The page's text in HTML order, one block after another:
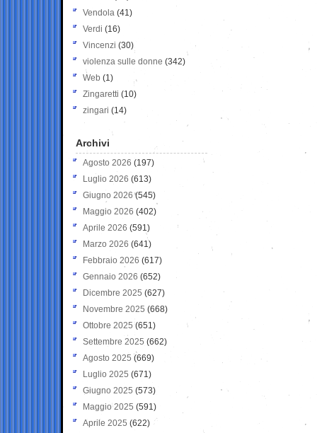
Vendola (41)
Verdi (16)
Vincenzi (30)
violenza sulle donne (342)
Web (1)
Zingaretti (10)
zingari (14)
Archivi
Agosto 2026 (197)
Luglio 2026 (613)
Giugno 2026 (545)
Maggio 2026 (402)
Aprile 2026 (591)
Marzo 2026 (641)
Febbraio 2026 (617)
Gennaio 2026 (652)
Dicembre 2025 (627)
Novembre 2025 (668)
Ottobre 2025 (651)
Settembre 2025 (662)
Agosto 2025 (669)
Luglio 2025 (671)
Giugno 2025 (573)
Maggio 2025 (591)
Aprile 2025 (622)